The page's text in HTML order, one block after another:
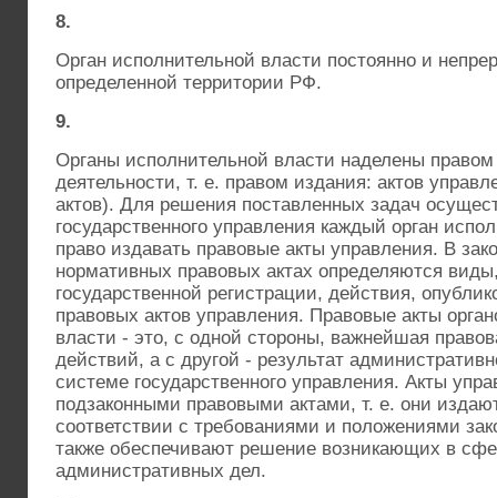
8.
Орган исполнительной власти постоянно и
определенной территории РФ.
9.
Органы исполнительной власти наделены правом
деятельности, т. е. правом издания: актов
актов). Для решения поставленных задач
государственного управления каждый орган
право издавать правовые акты управления. В
нормативных правовых актах определяются
государственной регистрации, действия,
правовых актов управления. Правовые акты
власти - это, с одной стороны, важнейшая
действий, а с другой - результат
системе государственного управления. Акты
подзаконными правовыми актами, т. е. они
соответствии с требованиями и положениями
также обеспечивают решение возникающих в
административных дел.